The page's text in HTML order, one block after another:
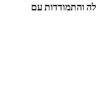
והתמודדות עם